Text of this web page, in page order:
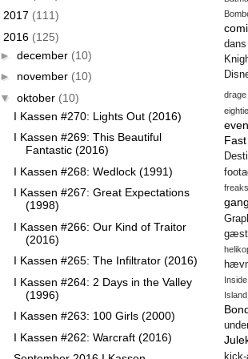
2017 (111)
2016 (125)
► december (10)
► november (10)
▼ oktober (10)
I Kassen #270: Lights Out (2016)
I Kassen #269: This Beautiful
Fantastic (2016)
I Kassen #268: Wedlock (1991)
I Kassen #267: Great Expectations
(1998)
I Kassen #266: Our Kind of Traitor
(2016)
I Kassen #265: The Infiltrator (2016)
I Kassen #264: 2 Days in the Valley
(1996)
I Kassen #263: 100 Girls (2000)
I Kassen #262: Warcraft (2016)
dans
drage
freaks
Island